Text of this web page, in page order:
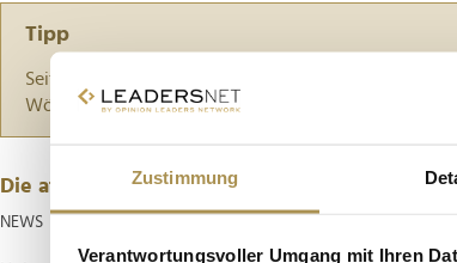
Zustimmung
Verantwortungsvoller Umgang mit Ihren
Tipp
Seiten suchen, die genau diese Wortgruppe
Wörter zwischen Anführungszeichen: zb "Vorname
Die attraktivsten Arbeitgeber für junge
NEWS